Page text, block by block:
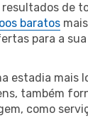
de
baratos
para a
estadia mais
também
como